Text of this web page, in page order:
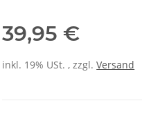
39,95 €
inkl. 19% USt. , zzgl.Versand